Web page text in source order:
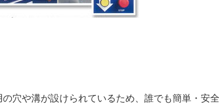
穴や溝が設けられているため、誰でも簡単・安